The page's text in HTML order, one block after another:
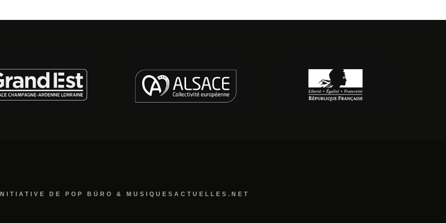
DE POP BÜRO & MUSIQUESACTUELLES.NET